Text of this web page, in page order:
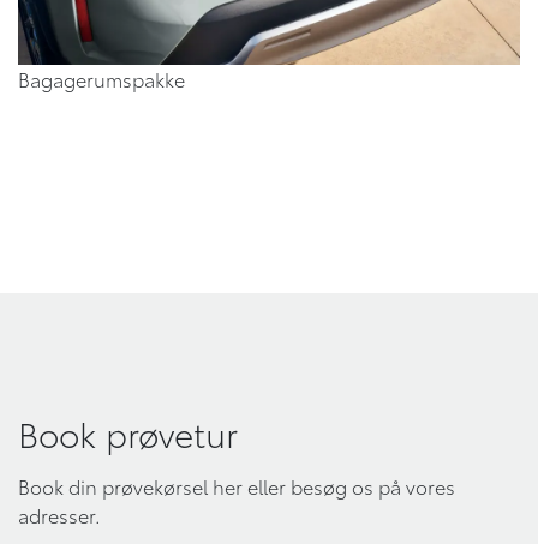
Bagagerumspakke
Book prøvetur
Book din prøvekørsel her eller besøg os på vores
adresser.